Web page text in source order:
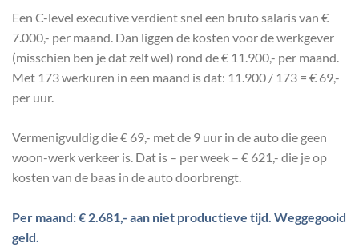
Een C-level executive verdient snel een bruto salaris van €
7.000,- per maand. Dan liggen de kosten voor de werkgever
(misschien ben je dat zelf wel) rond de € 11.900,- per maand.
Met 173 werkuren in een maand is dat: 11.900 / 173 = € 69,-
per uur.
Vermenigvuldig die € 69,- met de 9 uur in de auto die geen
woon-werk verkeer is. Dat is – per week – € 621,- die je op
kosten van de baas in de auto doorbrengt.
Per maand: € 2.681,- aan niet productieve tijd. Weggegooid
geld.